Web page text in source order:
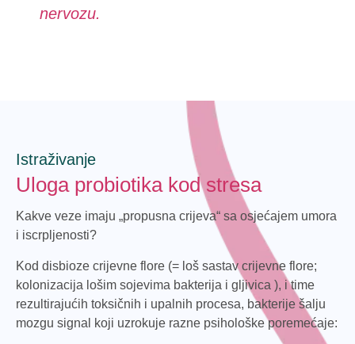
nervozu.
Istraživanje
Uloga probiotika kod stresa
Kakve veze imaju „propusna crijeva“ sa osjećajem umora
i iscrpljenosti?
Kod disbioze crijevne flore (= loš sastav crijevne flore;
kolonizacija lošim sojevima bakterija i gljivica ), i time
rezultirajućih toksičnih i upalnih procesa, bakterije šalju
mozgu signal koji uzrokuje razne psihološke poremećaje: